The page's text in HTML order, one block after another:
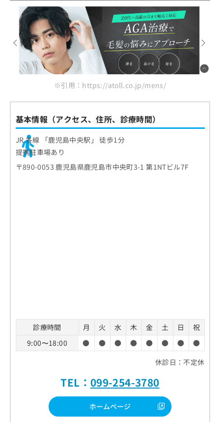
※引用：https://atoll.co.jp/mens/
基本情報（アクセス、住所、診療時間）
JR 各線 「鹿児島中央駅」 徒歩1分
提携駐車場あり
〒890-0053 鹿児島県鹿児島市中央町3-1 第1NTビル7F
診療時間 月 火 水 木 金 土 日
祝
9:00〜18:00
● ● ● ● ● ● ●
●
休診日：不定休
TEL： 099-254-3780
ホームページ